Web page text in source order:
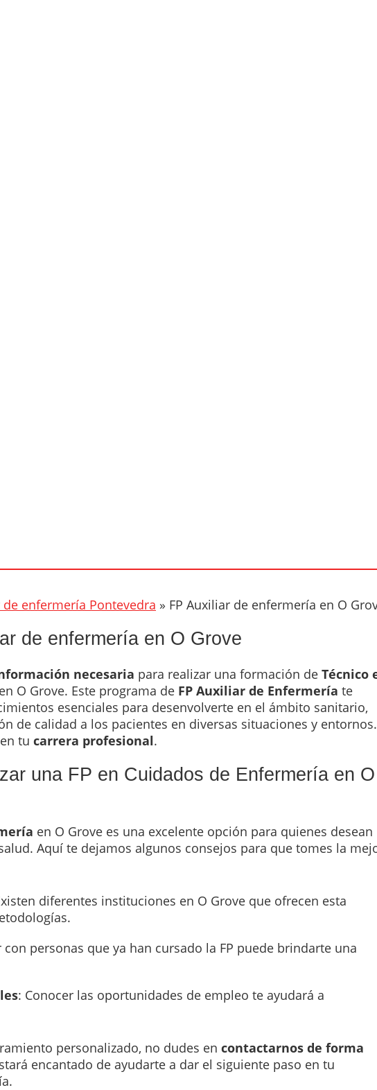
de enfermería Pontevedra » FP Auxiliar de enfermería en O
de enfermería en O Grove
necesaria para realizar una formación de Técnico
en O Grove. Este programa de FP Auxiliar de Enfermería te
esenciales para desenvolverte en el ámbito sanitario,
de calidad a los pacientes en diversas situaciones y entornos.
tu carrera profesional.
una FP en Cuidados de Enfermería en O
en O Grove es una excelente opción para quienes desean
Aquí te dejamos algunos consejos para que tomes la
diferentes instituciones en O Grove que ofrecen esta
con personas que ya han cursado la FP puede brindarte una
: Conocer las oportunidades de empleo te ayudará a
personalizado, no dudes en contactarnos de forma
encantado de ayudarte a dar el siguiente paso en tu